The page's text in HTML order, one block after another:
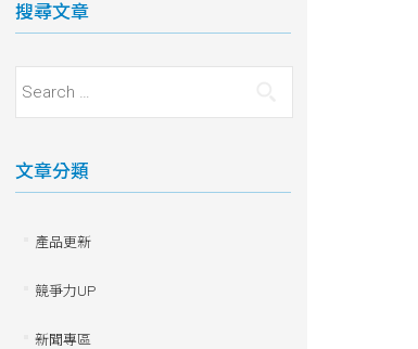
搜尋文章
Search for:
文章分類
產品更新
競爭力UP
新聞專區